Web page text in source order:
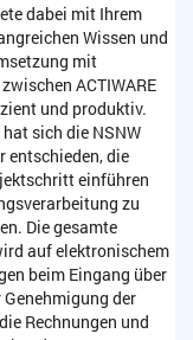
dabei mit Ihrem
Wissen und
mit
ACTIWARE
und produktiv.
sich die NSNW
entschieden, die
einführen
zu
Die gesamte
auf elektronischem
beim Eingang über
der
Rechnungen und